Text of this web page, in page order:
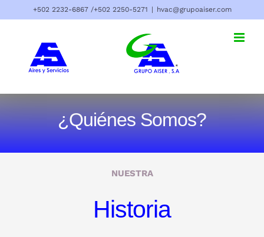
al
+502 2232-6867 /+502 2250-5271 | hvac@grupoaiser.com
¿Quiénes Somos?
NUESTRA
Historia